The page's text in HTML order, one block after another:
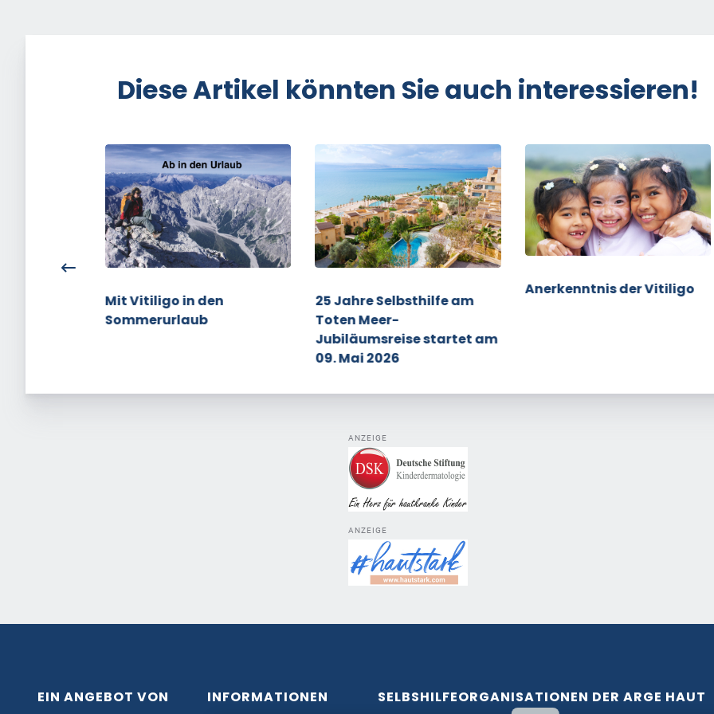
Diese Artikel könnten Sie auch interessieren!
Mit Vitiligo in den
Sommerurlaub
25 Jahre Selbsthilfe am
Toten Meer-
Jubiläumsreise startet am
09. Mai 2026
Anerkenntnis der Vitiligo
ANZEIGE
ANZEIGE
EIN ANGEBOT VON INFORMATIONEN SELBSHILFEORGANISATIONEN DER ARGE HAUT